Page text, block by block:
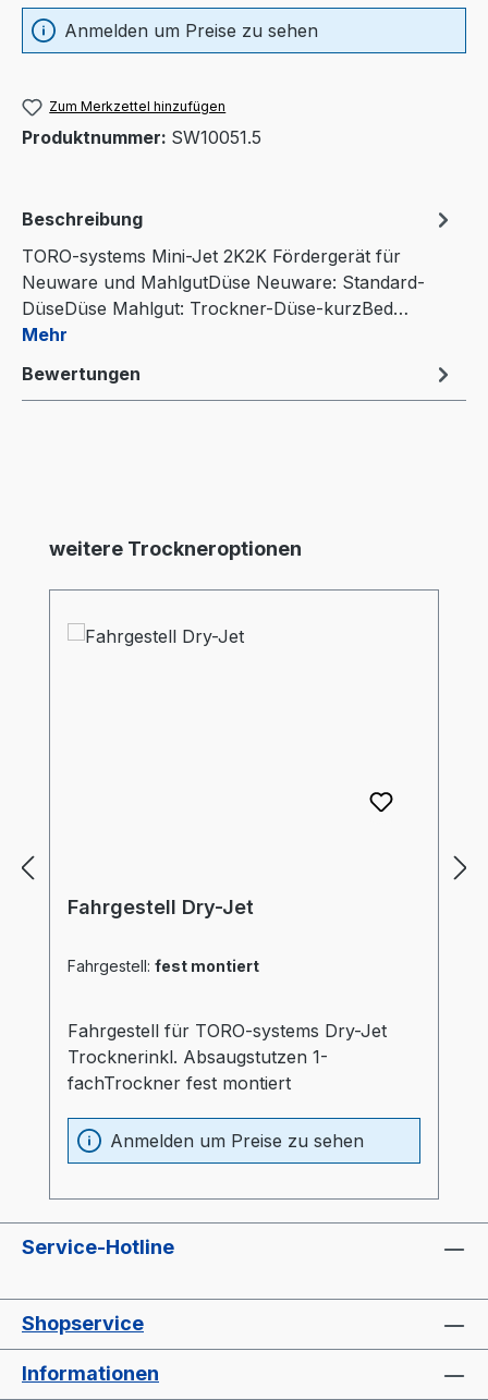
Anmelden um Preise zu sehen
Zum Merkzettel hinzufügen
Produktnummer: SW10051.5
Beschreibung
TORO-systems Mini-Jet 2K2K Fördergerät für
Neuware und MahlgutDüse Neuware: Standard-
DüseDüse Mahlgut: Trockner-Düse-kurzBed…
Mehr
Bewertungen
Produktgalerie überspringen
weitere Trockneroptionen
Fahrgestell Dry-Jet
Fahrgestell: fest montiert
Fahrgestell für TORO-systems Dry-Jet
Trocknerinkl. Absaugstutzen 1-
fachTrockner fest montiert
Anmelden um Preise zu sehen
Service-Hotline
Shopservice
Informationen